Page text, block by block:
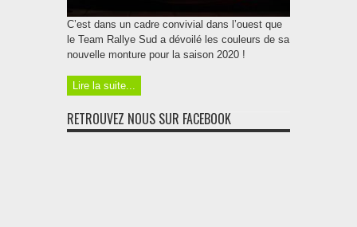
C’est dans un cadre convivial dans l’ouest que
le Team Rallye Sud a dévoilé les couleurs de sa
nouvelle monture pour la saison 2020 !
Lire la suite...
RETROUVEZ NOUS SUR FACEBOOK